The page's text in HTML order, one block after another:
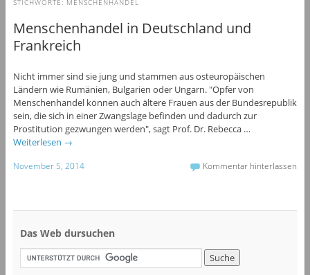
Menschenhandel in Deutschland und
Frankreich
Nicht immer sind sie jung und stammen aus osteuropäischen
Ländern wie Rumänien, Bulgarien oder Ungarn. "Opfer von
Menschenhandel können auch ältere Frauen aus der Bundesrepublik
sein, die sich in einer Zwangslage befinden und dadurch zur
Prostitution gezwungen werden", sagt Prof. Dr. Rebecca …
Weiterlesen →
November 5, 2014 Kommentar hinterlassen
Das Web dursuchen